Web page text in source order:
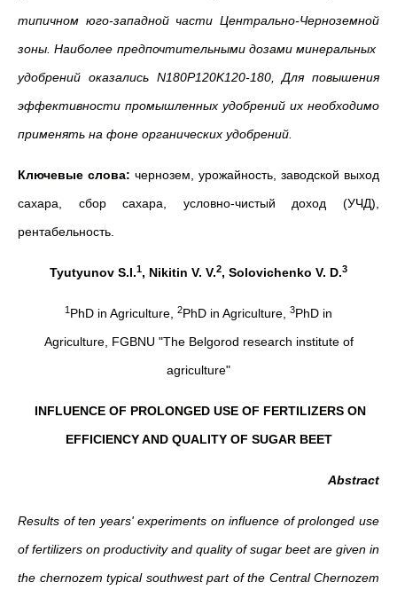
типичном юго-западной части Центрально-Черноземной
зоны. Наиболее предпочтительными дозами минеральных
удобрений оказались N180P120K120-180, Для повышения
эффективности промышленных удобрений их необходимо
применять на фоне органических удобрений.
Ключевые слова: чернозем, урожайность, заводской выход
сахара, сбор сахара, условно-чистый доход (УЧД),
рентабельность.
Tyutyunov S.I.1, Nikitin V. V.2, Solovichenko V. D.3
1 PhD in Agriculture, 2PhD in Agriculture, 3PhD in
Agriculture, FGBNU "The Belgorod research institute of
agriculture"
INFLUENCE OF PROLONGED USE OF FERTILIZERS ON
EFFICIENCY AND QUALITY OF SUGAR BEET
Abstract
Results of ten years' experiments on influence of prolonged use
of fertilizers on productivity and quality of sugar beet are given in
the chernozem typical southwest part of the Central Chernozem